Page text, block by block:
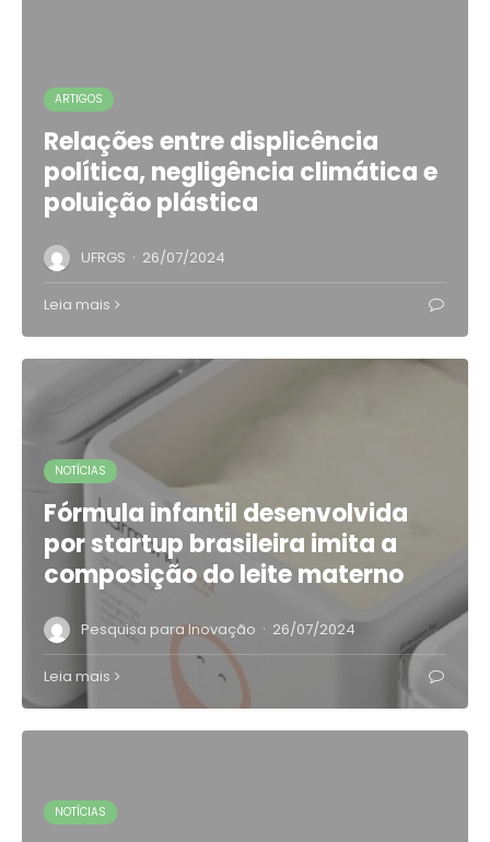
ARTIGOS
Relações entre displicência
política, negligência climática e
poluição plástica
UFRGS · 26/07/2024
Leia mais
NOTÍCIAS
Fórmula infantil desenvolvida
por startup brasileira imita a
composição do leite materno
Pesquisa para Inovação · 26/07/2024
Leia mais
NOTÍCIAS